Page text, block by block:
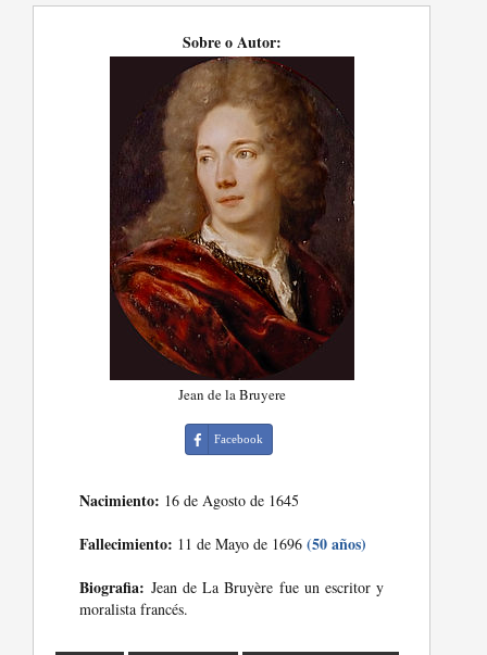
Sobre o Autor:
Jean de la Bruyere
Facebook
Nacimiento: 16 de Agosto de 1645
Fallecimiento: 11 de Mayo de 1696(50 años)
Biografia: Jean de La Bruyère fue un escritor y
moralista francés.